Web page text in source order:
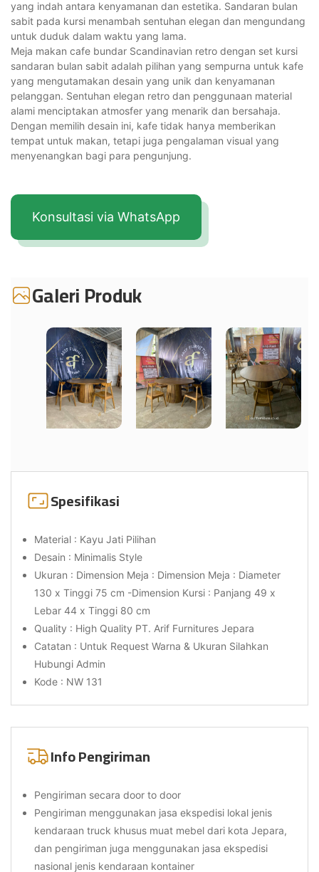
yang indah antara kenyamanan dan estetika. Sandaran bulan
sabit pada kursi menambah sentuhan elegan dan mengundang
untuk duduk dalam waktu yang lama.
Meja makan cafe bundar Scandinavian retro dengan set kursi
sandaran bulan sabit adalah pilihan yang sempurna untuk kafe
yang mengutamakan desain yang unik dan kenyamanan
pelanggan. Sentuhan elegan retro dan penggunaan material
alami menciptakan atmosfer yang menarik dan bersahaja.
Dengan memilih desain ini, kafe tidak hanya memberikan
tempat untuk makan, tetapi juga pengalaman visual yang
menyenangkan bagi para pengunjung.
Konsultasi via WhatsApp
Galeri Produk
Spesifikasi
Material : Kayu Jati Pilihan
Desain : Minimalis Style
Ukuran : Dimension Meja : Dimension Meja : Diameter
130 x Tinggi 75 cm -Dimension Kursi : Panjang 49 x
Lebar 44 x Tinggi 80 cm
Quality : High Quality PT. Arif Furnitures Jepara
Catatan : Untuk Request Warna & Ukuran Silahkan
Hubungi Admin
Kode : NW 131
Info Pengiriman
Pengiriman secara door to door
Pengiriman menggunakan jasa ekspedisi lokal jenis
kendaraan truck khusus muat mebel dari kota Jepara,
dan pengiriman juga menggunakan jasa ekspedisi
nasional jenis kendaraan kontainer